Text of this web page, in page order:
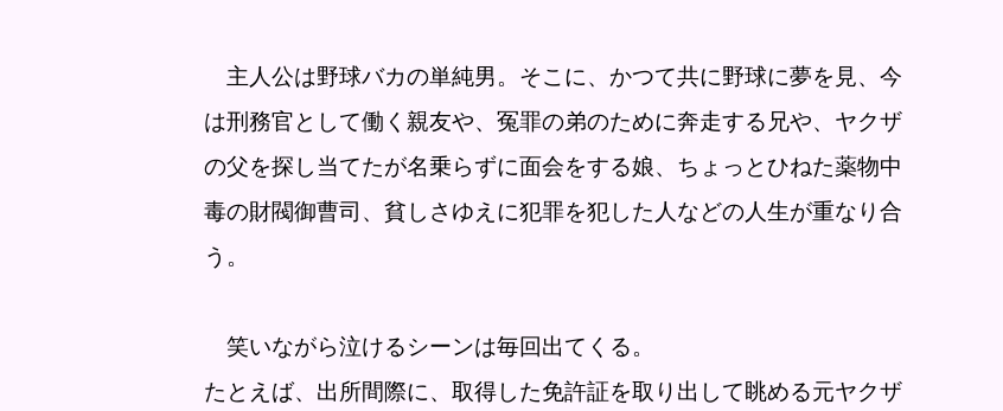
主人公は野球バカの単純男。そこに、かつて共に野球に夢を見、今
は刑務官として働く親友や、冤罪の弟のために奔走する兄や、ヤクザ
の父を探し当てたが名乗らずに面会をする娘、ちょっとひねた薬物中
毒の財閥御曹司、貧しさゆえに犯罪を犯した人などの人生が重なり合
う。
笑いながら泣けるシーンは毎回出てくる。
たとえば、出所間際に、取得した免許証を取り出して眺める元ヤクザ